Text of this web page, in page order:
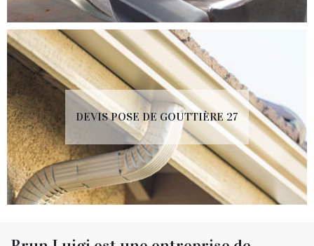
DEVIS POSE DE GOUTTIÈRE 27